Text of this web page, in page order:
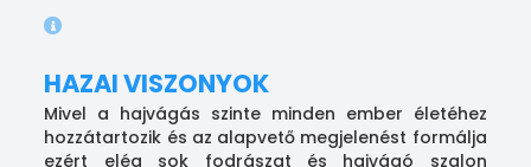
HAZAI VISZONYOK
Mivel a hajvágás szinte minden ember életéhez
hozzátartozik és az alapvető megjelenést formálja
ezért elég sok fodrászat és hajvágó szalon